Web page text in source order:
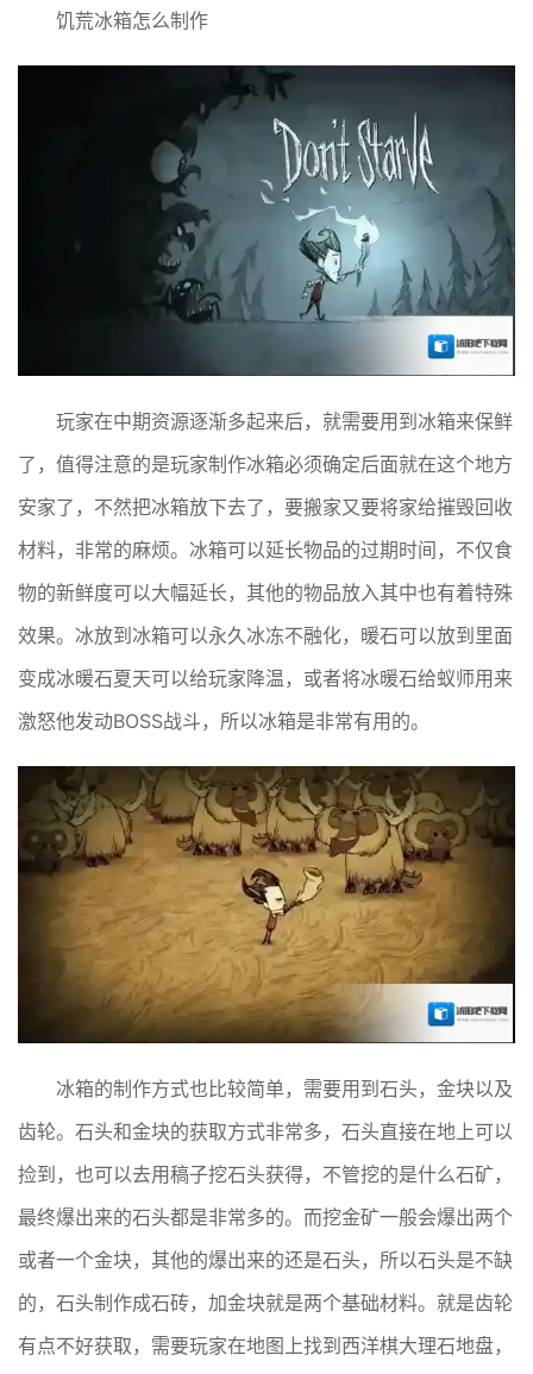
饥荒冰箱怎么制作
玩家在中期资源逐渐多起来后，就需要用到冰箱来保鲜
了，值得注意的是玩家制作冰箱必须确定后面就在这个地方
安家了，不然把冰箱放下去了，要搬家又要将家给摧毁回收
材料，非常的麻烦。冰箱可以延长物品的过期时间，不仅食
物的新鲜度可以大幅延长，其他的物品放入其中也有着特殊
效果。冰放到冰箱可以永久冰冻不融化，暖石可以放到里面
变成冰暖石夏天可以给玩家降温，或者将冰暖石给蚁师用来
激怒他发动BOSS战斗，所以冰箱是非常有用的。
冰箱的制作方式也比较简单，需要用到石头，金块以及
齿轮。石头和金块的获取方式非常多，石头直接在地上可以
捡到，也可以去用稿子挖石头获得，不管挖的是什么石矿，
最终爆出来的石头都是非常多的。而挖金矿一般会爆出两个
或者一个金块，其他的爆出来的还是石头，所以石头是不缺
的，石头制作成石砖，加金块就是两个基础材料。就是齿轮
有点不好获取，需要玩家在地图上找到西洋棋大理石地盘，